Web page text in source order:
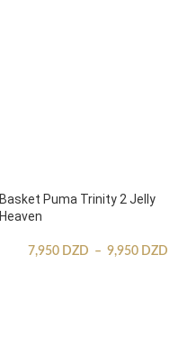
Basket Puma Trinity 2 Jelly
Heaven
7,950 DZD – 9,950 DZD